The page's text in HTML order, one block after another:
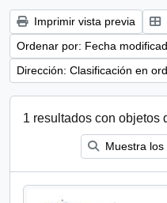
Imprimir vista previa
Ordenar por: Fecha
Dirección: Clasificación en
1 resultados con objetos
Muestra